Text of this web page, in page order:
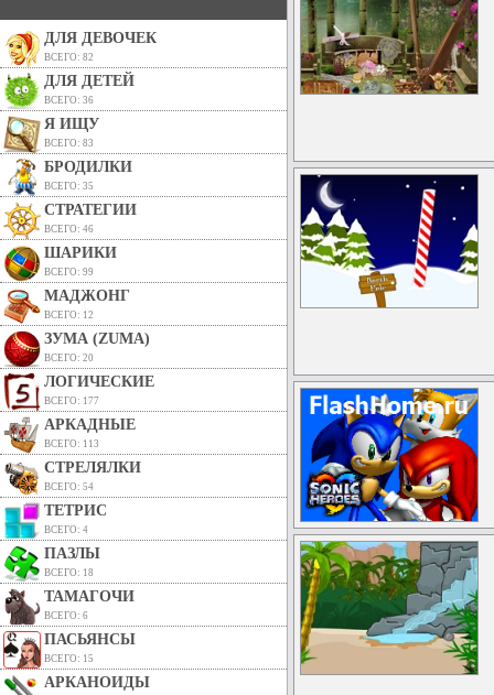
ДЛЯ ДЕВОЧЕК
ВСЕГО: 82
ДЛЯ ДЕТЕЙ
ВСЕГО: 36
Я ИЩУ
ВСЕГО: 83
БРОДИЛКИ
ВСЕГО: 35
СТРАТЕГИИ
ВСЕГО: 46
ШАРИКИ
ВСЕГО: 99
МАДЖОНГ
ВСЕГО: 12
ЗУМА (ZUMA)
ВСЕГО: 20
ЛОГИЧЕСКИЕ
ВСЕГО: 177
АРКАДНЫЕ
ВСЕГО: 113
СТРЕЛЯЛКИ
ВСЕГО: 54
ТЕТРИС
ВСЕГО: 4
ПАЗЛЫ
ВСЕГО: 18
ТАМАГОЧИ
ВСЕГО: 6
ПАСЬЯНСЫ
ВСЕГО: 15
АРКАНОИДЫ